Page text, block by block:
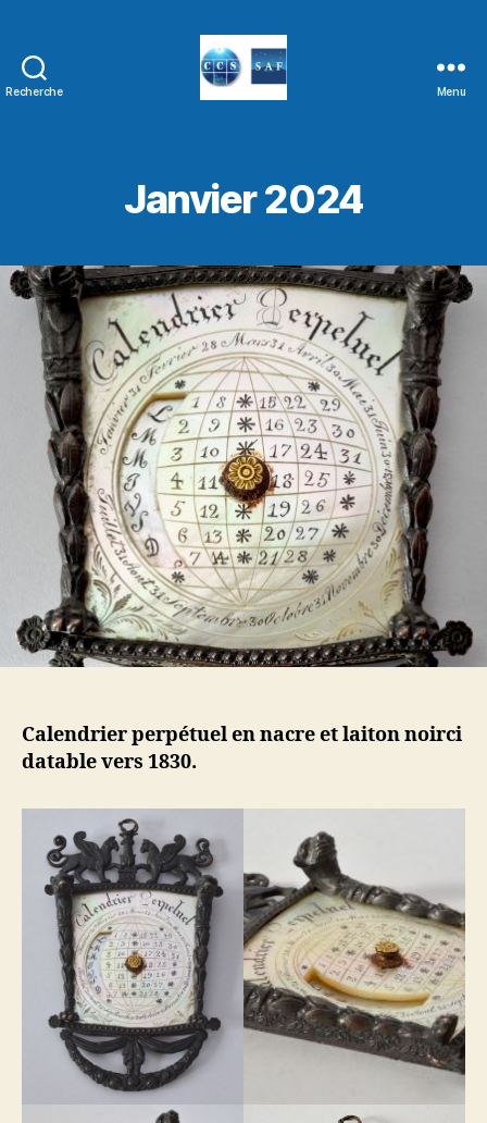
Recherche Menu
Janvier 2024
Calendrier perpétuel en nacre et laiton noirci
datable vers 1830.